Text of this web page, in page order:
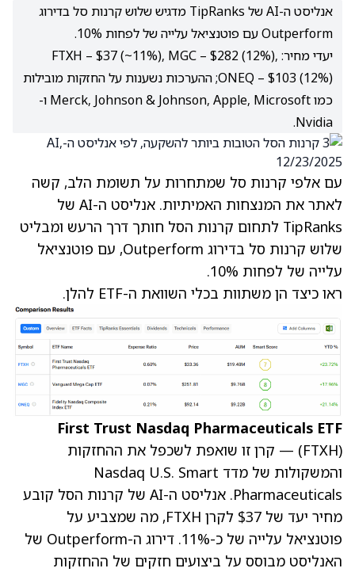
אנליסט ה-AI של TipRanks מדגיש שלוש קרנות סל בדירוג
Outperform עם פוטנציאל עלייה של לפחות 10%.
יעדי מחיר: FTXH – $37 (~11%), MGC – $282 (12%),
ONEQ – $103 (12%); ההערכות נשענות על החזקות מובילות
כמו Merck, Johnson & Johnson, Apple, Microsoft ו-
Nvidia.
עם אלפי קרנות סל שמתחרות על תשומת הלב, קשה
לאתר את המנצחות האמיתיות. אנליסט ה-AI של
TipRanks לתחום קרנות הסל חותך דרך הרעש ומבליט
שלוש קרנות סל בדירוג Outperform, עם פוטנציאל
עלייה של לפחות 10%.
ראו כיצד הן משתוות בכלי השוואת ה-ETF להלן.
First Trust Nasdaq Pharmaceuticals ETF
(FTXH) — קרן זו שואפת לשכפל את ההחזקות
והמשקולות של מדד Nasdaq U.S. Smart
Pharmaceuticals. אנליסט ה-AI של קרנות הסל קובע
מחיר יעד של $37 לקרן FTXH, מה שמצביע על
פוטנציאל עלייה של כ-11%. דירוג ה-Outperform של
האנליסט מבוסס על ביצועים חזקים של ההחזקות